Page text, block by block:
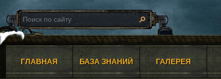
ГЛАВНАЯ БАЗА ЗНАНИЙ ГАЛЕРЕЯ